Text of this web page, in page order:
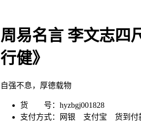
周易名言 李文志四
行健》
自强不息，厚德载物
货 号： hyzbgj001828
支付方式：
网银 支付宝 货到付